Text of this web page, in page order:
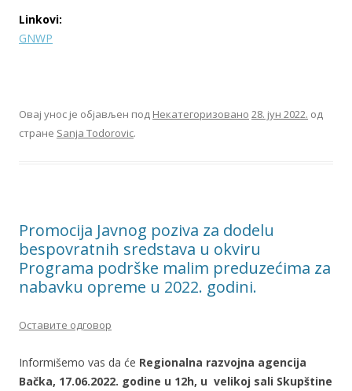
Linkovi:
GNWP
Овај унос је објављен под Некатегоризовано 28. јун 2022. од
стране Sanja Todorovic.
Promocija Javnog poziva za dodelu
bespovratnih sredstava u okviru
Programa podrške malim preduzećima za
nabavku opreme u 2022. godini.
Оставите одговор
Informišemo vas da će Regionalna razvojna agencija
Bačka, 17.06.2022. godine u 12h, u velikoj sali Skupštine